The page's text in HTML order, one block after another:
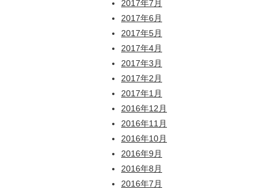
2017年7月
2017年6月
2017年5月
2017年4月
2017年3月
2017年2月
2017年1月
2016年12月
2016年11月
2016年10月
2016年9月
2016年8月
2016年7月